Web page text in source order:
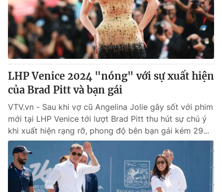
Thị trường 24h Tấm lòng Việt
VTV4 Vươn mình bằng AI
VTV9 VTV8
English
THỜI BÁO VTV
Theo dõi báo trên
LHP Venice 2024 "nóng" với sự xuất hiện
của Brad Pitt và bạn gái
VTV.vn - Sau khi vợ cũ Angelina Jolie gây sốt với phim
mới tại LHP Venice tới lượt Brad Pitt thu hút sự chú ý
khi xuất hiện rạng rỡ, phong độ bên bạn gái kém 29...